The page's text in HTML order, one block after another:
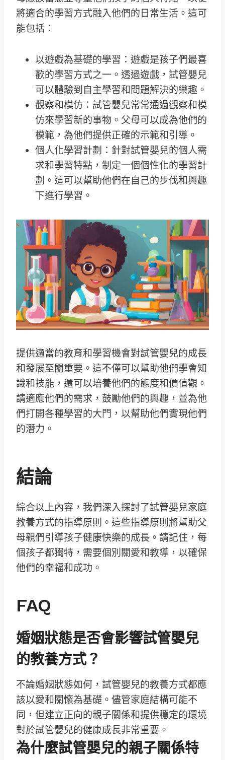
將適合的學習方式融入他們的日常生活。這可
能包括：
以遊戲為基礎的學習：遊戲是孩子們最喜
歡的學習方式之一。透過遊戲，試管嬰兒
可以體驗到自主學習和問題解決的樂趣。
觀察和模仿：試管嬰兒常常通過觀察和模
仿來學習新的事物。父母可以成為他們的
模範，為他們提供正確的示範和引導。
個人化學習計劃：針對試管嬰兒的個人需
求和學習特點，制定一個個性化的學習計
劃。這可以幫助他們在自己的步伐和興趣
下進行學習。
提供適當的教育和學習機會對試管嬰兒的成長
和發展至關重要。這不僅可以幫助他們學會知
識和技能，還可以培養他們的態度和價值觀。
請適應他們的需求，鼓勵他們的興趣，並為他
們打開各種學習的大門，以幫助他們實現他們
的潛力。
結論
綜合以上內容，我們深入探討了試管嬰兒家庭
教養方式的指導原則。這些指導原則將幫助父
母親們引導孩子健康快樂的成長。請記住，每
個孩子都獨特，需要個別關愛和教導，以確保
他們的幸福和成功。
FAQ
婚姻狀態是否會影響試管嬰兒
的教養方式？
不論婚姻狀態如何，試管嬰兒的教養方式都應
該以愛和關懷為基礎。儘管家庭結構可能不
同，但建立正向的親子關係和提供穩定的環境
對於試管嬰兒的健康成長非常重要。
為什麼試管嬰兒的親子關係特